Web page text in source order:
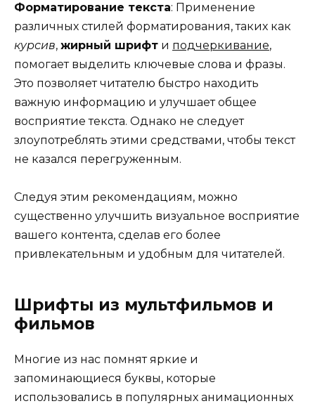
Форматирование текста: Применение
различных стилей форматирования, таких как
курсив, жирный шрифт и подчеркивание,
помогает выделить ключевые слова и фразы.
Это позволяет читателю быстро находить
важную информацию и улучшает общее
восприятие текста. Однако не следует
злоупотреблять этими средствами, чтобы текст
не казался перегруженным.
Следуя этим рекомендациям, можно
существенно улучшить визуальное восприятие
вашего контента, сделав его более
привлекательным и удобным для читателей.
Шрифты из мультфильмов и
фильмов
Многие из нас помнят яркие и
запоминающиеся буквы, которые
использовались в популярных анимационных